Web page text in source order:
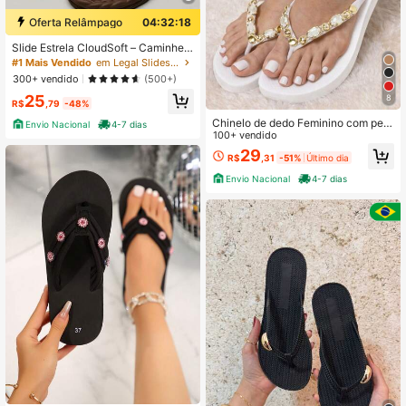
Oferta Relâmpago
04:32:17
Slide Estrela CloudSoft – Caminhe n
as Nuvens com Estilo
#1 Mais Vendido
em Legal Slides Femininos
300+ vendido
(500+)
R$25 ,79 -48%
Envio Nacional
4-7 dias
8
Chinelo de dedo Feminino com pedr
aria | Chinelo Elegante Verão Antide
rrapante Várias Cores
100+ vendido
R$29 ,31 -51% Último dia
Envio Nacional
4-7 dias